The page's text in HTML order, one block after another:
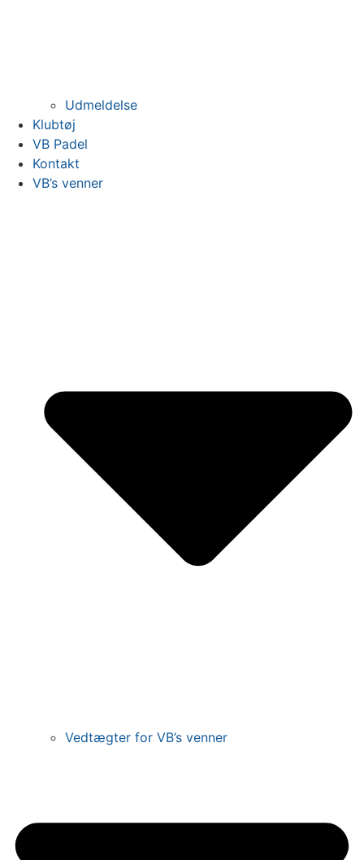
Udmeldelse
Klubtøj
VB Padel
Kontakt
VB’s venner
Vedtægter for VB’s venner